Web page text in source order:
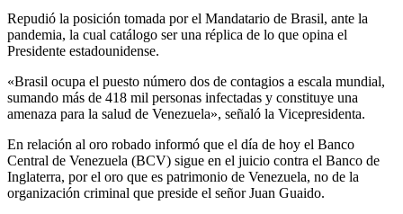
Repudió la posición tomada por el Mandatario de Brasil, ante la
pandemia, la cual catálogo ser una réplica de lo que opina el
Presidente estadounidense.
«Brasil ocupa el puesto número dos de contagios a escala mundial,
sumando más de 418 mil personas infectadas y constituye una
amenaza para la salud de Venezuela», señaló la Vicepresidenta.
En relación al oro robado informó que el día de hoy el Banco
Central de Venezuela (BCV) sigue en el juicio contra el Banco de
Inglaterra, por el oro que es patrimonio de Venezuela, no de la
organización criminal que preside el señor Juan Guaido.